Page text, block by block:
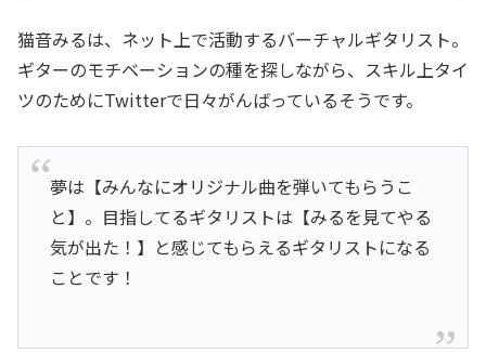
猫音みるは、ネット上で活動するバーチャルギタリスト。
ギターのモチベーションの種を探しながら、スキル上タイ
ツのためにTwitterで日々がんばっているそうです。
夢は【みんなにオリジナル曲を弾いてもらうこ
と】。目指してるギタリストは【みるを見てやる
気が出た！】と感じてもらえるギタリストになる
ことです！